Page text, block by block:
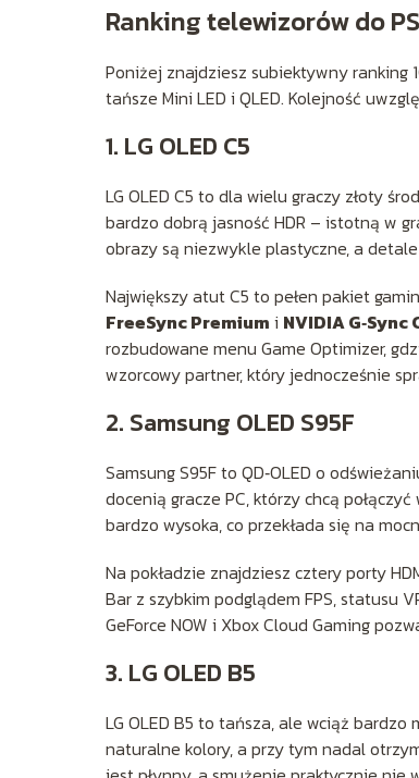
Ranking telewizorów do
Poniżej znajdziesz subiektywny ranking
tańsze Mini LED i QLED. Kolejność
1. LG OLED C5
LG OLED C5 to dla wielu graczy złoty
bardzo dobrą jasność HDR – istotną w
obrazy są niezwykle plastyczne, a
Największy atut C5 to pełen pakiet
FreeSync Premium i NVIDIA
rozbudowane menu Game Optimizer,
wzorcowy partner, który jednocześnie
2. Samsung OLED S95F
Samsung S95F to QD‑OLED o
docenią gracze PC, którzy chcą
bardzo wysoka, co przekłada się na
Na pokładzie znajdziesz cztery porty
Bar z szybkim podglądem FPS, statusu
GeForce NOW i Xbox Cloud Gaming
3. LG OLED B5
LG OLED B5 to tańsza, ale wciąż bardzo
naturalne kolory, a przy tym nadal